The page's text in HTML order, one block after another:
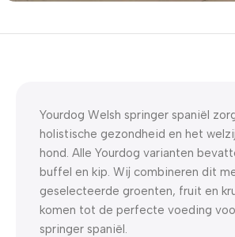
5% korting met code
Yourdog Welsh springer spaniël
holistische gezondheid en het
hond. Alle Yourdog varianten
buffel en kip. Wij combineren dit
geselecteerde groenten, fruit en
komen tot de perfecte voeding
springer spaniël.